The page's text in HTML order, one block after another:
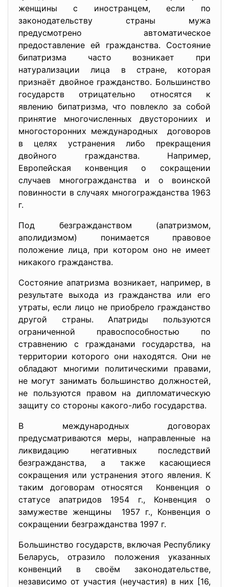
женщины с иностранцем, если по
законодательству страны мужа
предусмотрено автоматическое
предоставление ей гражданства. Состояние
бипатризма часто возникает при
натурализации лица в стране, которая
признаёт двойное гражданство. Большинство
государств отрицательно относятся к
явлению бипатризма, что повлекло за собой
принятие многочисленных двусторониих и
многосторонних международных договоров
в целях устранения либо прекращения
двойного гражданства. Например,
Европейская конвенция о сокращении
случаев многогражданства и о воинской
повинности в случаях многогражданства 1963
г.
Под безгражданством (апатризмом,
аполидизмом) понимается правовое
положение лица, при котором оно не имеет
никакого гражданства.
Состояние апатризма возникает, например, в
результате выхода из гражданства или его
утраты, если лицо не приобрело гражданство
другой страны. Апатриды пользуются
ограниченной правоспособностью по
стравнению с гражданами государства, на
территории которого они находятся. Они не
обладают многими политическими правами,
не могут занимать большинство должностей,
не пользуются правом на дипломатическую
защиту со стороны какого-либо государства.
В международных договорах
предусматриваются меры, направленные на
ликвидацию негативных последствий
безгражданства, а также касающиеся
сокращения или устранения этого явления. К
таким договорам относятся Конвенция о
статусе апатридов 1954 г., Конвенция о
замужестве женщины 1957 г., Конвенция о
сокращении безгражданства 1997 г.
Большинство государств, включая Республику
Беларусь, отразило положения указанных
конвенций в своём законодательстве,
независимо от участия (неучастия) в них [16,